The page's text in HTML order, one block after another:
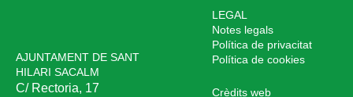
AJUNTAMENT DE SANT
HILARI SACALM
C/ Rectoria, 17
LEGAL
Notes legals
Política de privacitat
Política de cookies
Crèdits web